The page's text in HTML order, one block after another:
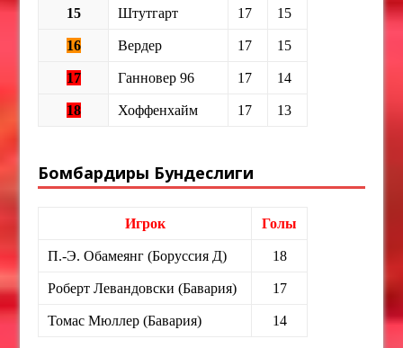
15 Штутгарт 17 15
16 Вердер 17 15
17 Ганновер 96 17 14
18 Хоффенхайм 17 13
Бомбардиры Бундеслиги
Игрок Голы
П.-Э. Обамеянг (Боруссия Д) 18
Роберт Левандовски (Бавария) 17
Томас Мюллер (Бавария) 14